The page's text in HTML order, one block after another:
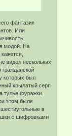
фантазия
Или
модой. На
видел нескольких
гражданской
которых был
крылатый серп
тулье фуражки.
этом были
в
с шифровками